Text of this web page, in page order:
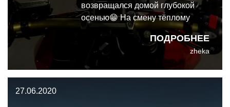
ПОДРОБНЕЕ
возвращался домой глубокой
осенью😁 На смену тёплому
октябрьскому деньку пришёл
холодный фронт и решил, что
пора испытать меня на
прочность: проливной дождь,
шквалистый ветер, и почти 200
zheka
27.06.2020